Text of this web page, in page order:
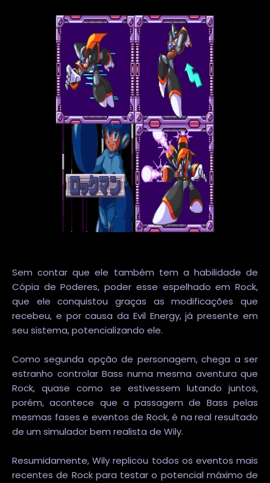
Sem contar que ele também tem a habilidade de
Cópia de Poderes, poder esse espelhado em Rock,
que ele conquistou graças as modificações que
recebeu, e por causa da Evil Energy, já presente em
seu sistema, potencializando ele.
Como segunda opção de personagem, chega a ser
estranho controlar Bass numa mesma aventura que
Rock, quase como se estivessem lutando juntos,
porém, acontece que a passagem de Bass pelas
mesmas fases e eventos de Rock, é na real resultado
de um simulador bem realista de Wily.
Resumidamente, Wily replicou todos os eventos mais
recentes de Rock para testar o potencial máximo de